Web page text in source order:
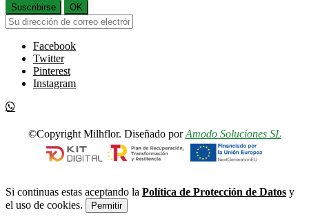
Suscribirse OK
Facebook
Twitter
Pinterest
Instagram
©Copyright Milhflor. Diseñado porAmodo Soluciones SL
Si continuas estas aceptando la Política de Protección de Datos y
el uso de cookies.
Permitir